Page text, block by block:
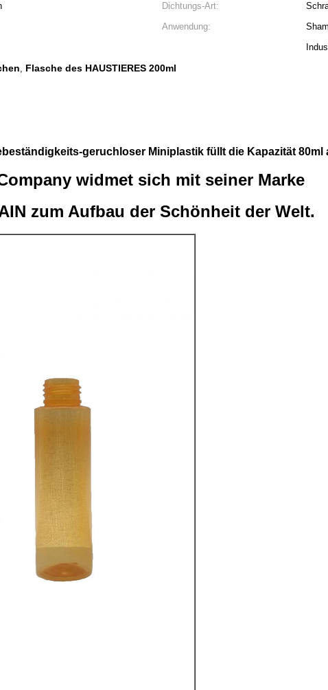
Dichtungs-Art:
Anwendung:
, Flasche des HAUSTIERES 200ml
geruchloser Miniplastik füllt die Kapazität 80ml
widmet sich mit seiner Marke
zum Aufbau der Schönheit der Welt.